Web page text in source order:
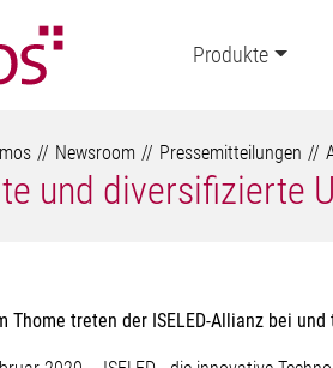
Produkte
Newsroom Pressemitteilungen
und diversifizierte
Thome treten der ISELED-Allianz bei